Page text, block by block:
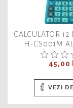
CALCULATOR
H-CS001M
Pret
45,00
VEZI